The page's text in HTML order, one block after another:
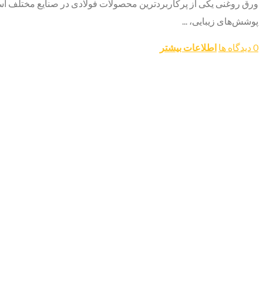
ورق روغنی یکی از پرکاربردترین محصولات فولادی در صنایع
پوشش‌های زیبایی، ...
0 دیدگاه ها اطلاعات بیشتر